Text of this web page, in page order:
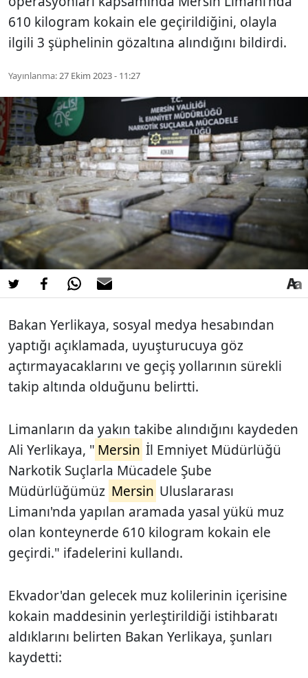
610 kilogram kokain ele geçirildiğini, olayla
ilgili 3 şüphelinin gözaltına alındığını bildirdi.
Yayınlanma:27 Ekim 2023 - 11:27
Bakan Yerlikaya, sosyal medya hesabından
yaptığı açıklamada, uyuşturucuya göz
açtırmayacaklarını ve geçiş yollarının sürekli
takip altında olduğunu belirtti.
Limanların da yakın takibe alındığını kaydeden
Ali Yerlikaya, " Mersin İl Emniyet Müdürlüğü
Narkotik Suçlarla Mücadele Şube
Müdürlüğümüz Mersin Uluslararası
Limanı'nda yapılan aramada yasal yükü muz
olan konteynerde 610 kilogram kokain ele
geçirdi." ifadelerini kullandı.
Ekvador'dan gelecek muz kolilerinin içerisine
kokain maddesinin yerleştirildiği istihbaratı
aldıklarını belirten Bakan Yerlikaya, şunları
kaydetti: